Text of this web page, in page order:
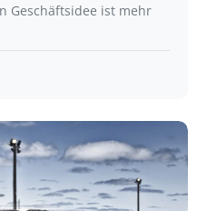
Geschäftsidee ist mehr